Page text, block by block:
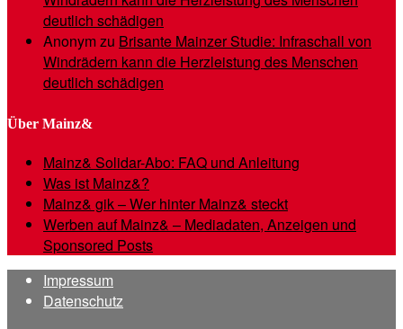
deutlich schädigen
Anonymzu Brisante Mainzer Studie: Infraschall von
Windrädern kann die Herzleistung des Menschen
deutlich schädigen
Über Mainz&
Mainz& Solidar-Abo: FAQ und Anleitung
Was ist Mainz&?
Mainz& gik – Wer hinter Mainz& steckt
Werben auf Mainz& – Mediadaten, Anzeigen und
Sponsored Posts
Impressum
Datenschutz